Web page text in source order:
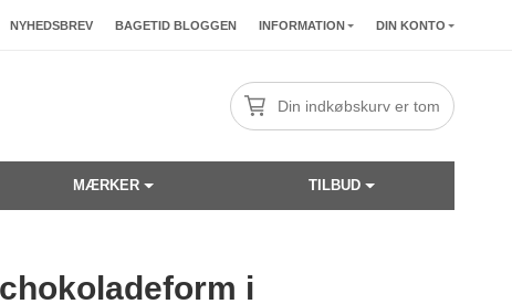
NYHEDSBREV BAGETID BLOGGEN INFORMATION DIN KONTO
Din indkøbskurv er tom
MÆRKER TILBUD
i